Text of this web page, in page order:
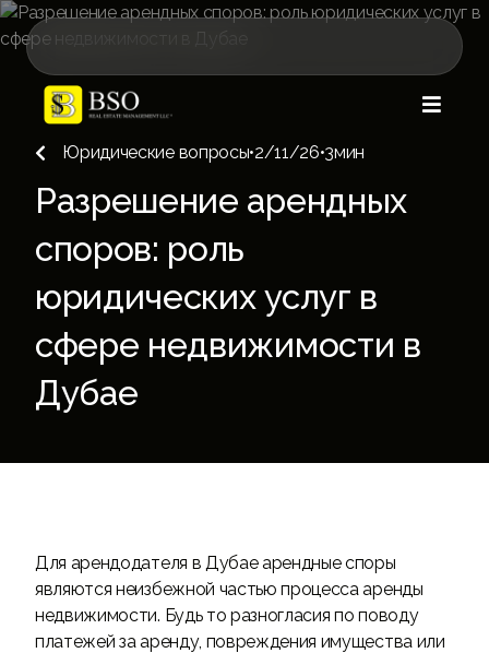

 Юридические вопросы•2/11/26•3мин
Разрешение арендных
споров: роль
юридических услуг в
сфере недвижимости в
Дубае
Для арендодателя в Дубае арендные споры
являются неизбежной частью процесса аренды
недвижимости. Будь то разногласия по поводу
платежей за аренду, повреждения имущества или